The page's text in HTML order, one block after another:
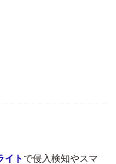
イト で侵入検知やスマ